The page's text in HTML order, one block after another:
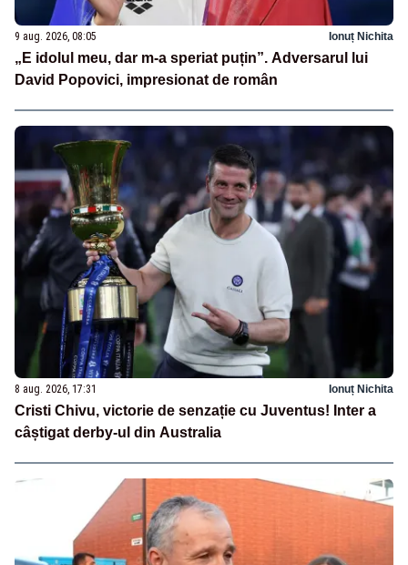
9 aug. 2026, 08:05 Ionuț Nichita
„E idolul meu, dar m-a speriat puțin”. Adversarul lui
David Popovici, impresionat de român
8 aug. 2026, 17:31 Ionuț Nichita
Cristi Chivu, victorie de senzație cu Juventus! Inter a
câștigat derby-ul din Australia